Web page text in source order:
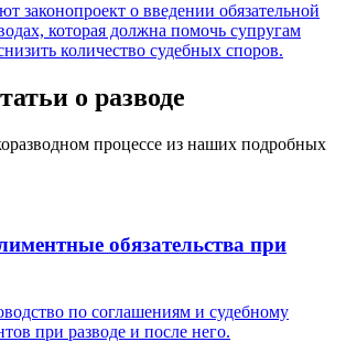
законопроект о введении обязательной
которая должна помочь супругам
количество судебных споров.
о разводе
процессе из наших подробных
обязательства при
по соглашениям и судебному
при разводе и после него.